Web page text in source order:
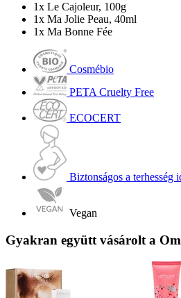
1x Le Cajoleur, 100g
1x Ma Jolie Peau, 40ml
1x Ma Bonne Fée
Cosmébio
PETA Cruelty Free
ECOCERT
Biztonságos a terhesség
Vegan
Gyakran együtt vásárolt a